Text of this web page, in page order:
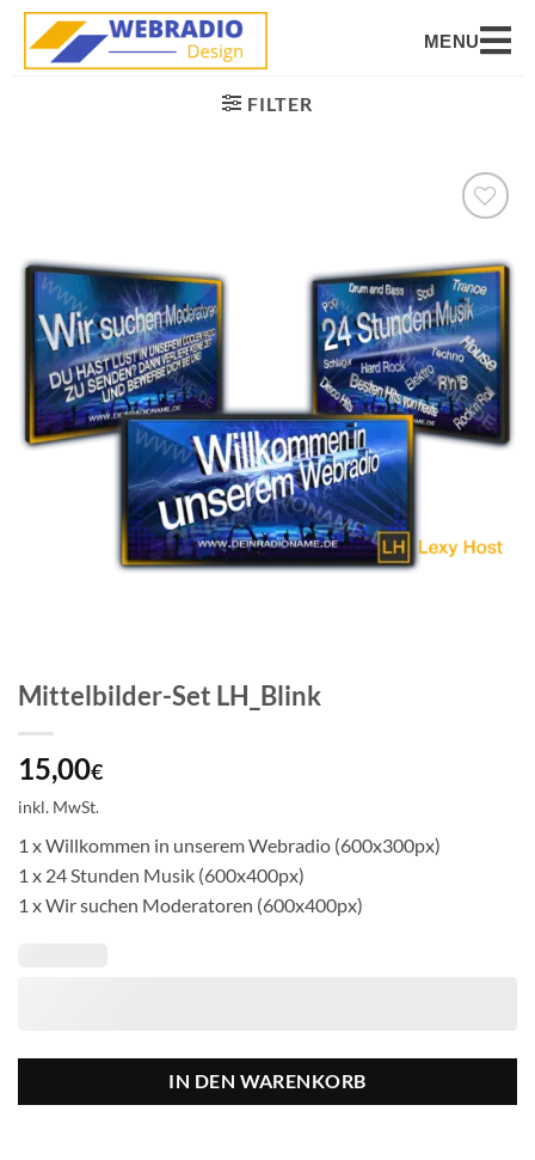
MENU
FILTER
Wunschliste
setzen
Mittelbilder-Set LH_Blink
15,00€
inkl. MwSt.
1 x Willkommen in unserem Webradio (600x300px)
1 x 24 Stunden Musik (600x400px)
1 x Wir suchen Moderatoren (600x400px)
IN DEN WARENKORB